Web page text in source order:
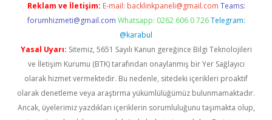
Reklam ve İletişim: E-mail: backlinkpaneli@gmail.com Teams:
forumhizmeti@gmail.com Whatsapp: 0262 606 0 726 Telegram:
@karabul
Yasal Uyarı: Sitemiz, 5651 Sayılı Kanun gereğince Bilgi Teknolojileri
ve İletişim Kurumu (BTK) tarafından onaylanmış bir Yer Sağlayıcı
olarak hizmet vermektedir. Bu nedenle, sitedeki içerikleri proaktif
olarak denetleme veya araştırma yükümlülüğümüz bulunmamaktadır.
Ancak, üyelerimiz yazdıkları içeriklerin sorumluluğunu taşımakta olup,